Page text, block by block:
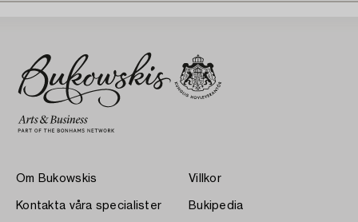
Om Bukowskis
Kontakta våra specialister
Villkor
Bukipedia